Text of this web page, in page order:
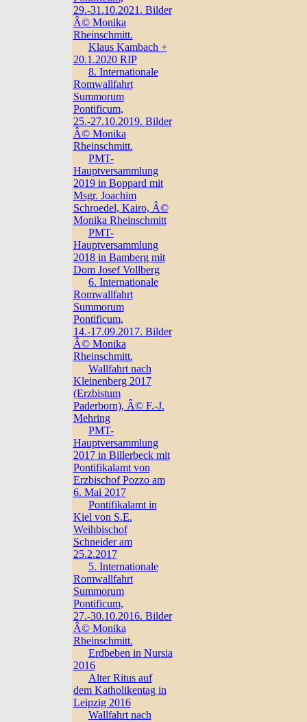
29.-31.10.2021. Bilder
Â© Monika
Rheinschmitt.
Klaus Kambach +
20.1.2020 RIP
8. Internationale
Romwallfahrt
Summorum
Pontificum,
25.-27.10.2019. Bilder
Â© Monika
Rheinschmitt.
PMT-
Hauptversammlung
2019 in Boppard mit
Msgr. Joachim
Schroedel, Kairo, Â©
Monika Rheinschmitt
PMT-
Hauptversammlung
2018 in Bamberg mit
Dom Josef Vollberg
6. Internationale
Romwallfahrt
Summorum
Pontificum,
14.-17.09.2017. Bilder
Â© Monika
Rheinschmitt.
Wallfahrt nach
Kleinenberg 2017
(Erzbistum
Paderborn), Â© F.-J.
Mehring
PMT-
Hauptversammlung
2017 in Billerbeck mit
Pontifikalamt von
Erzbischof Pozzo am
6. Mai 2017
Pontifikalamt in
Kiel von S.E.
Weihbischof
Schneider am
25.2.2017
5. Internationale
Romwallfahrt
Summorum
Pontificum,
27.-30.10.2016. Bilder
Â© Monika
Rheinschmitt.
Erdbeben in Nursia
2016
Alter Ritus auf
dem Katholikentag in
Leipzig 2016
Wallfahrt nach